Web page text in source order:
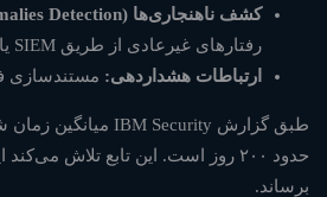
کشف ناهنجاری‌ها (Anomalies Detection):
رفتارهای غیرعادی از طریق SIEM یا AI.
ارتباطات هشداردهی: مستندسازی
طبق گزارش IBM Security میانگین زمان
حدود ۲۰۰ روز است. این تابع تلاش
برساند.